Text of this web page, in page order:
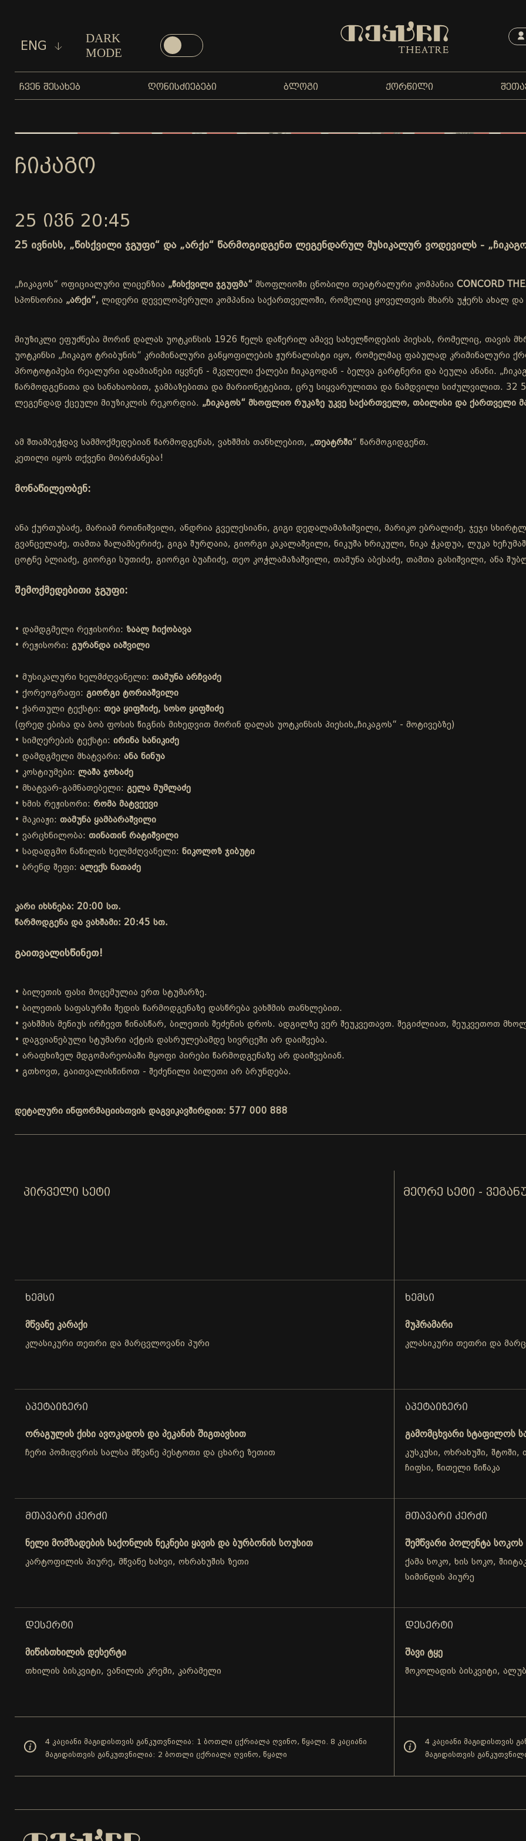
ENG
DARK
MODE
ᲩᲕᲔᲜ ᲨᲔᲡᲐᲮᲔᲑ ᲦᲝᲜᲘᲡᲫᲘᲔᲑᲔᲑᲘ ᲑᲚᲝᲒᲘ ᲥᲝᲠᲬᲘᲚᲘ
ᲩᲘᲙᲐᲒᲝ
25 ᲘᲕᲜ 20:45
25 ივნისს, „წისქვილი ჯგუფი“ და „არქი“ წარმოგიდგენთ ლეგენდარულ მუსიკალურ ვოდევილს -
„ჩიკაგოს“ ოფიციალური ლიცენზია „წისქვილი ჯგუფმა“ მსოფლიოში ცნობილი თეატრალური კომპანია CONCORD
სპონსორია „არქი“, ლიდერი დეველოპერული კომპანია საქართველოში, რომელიც ყოველთვის მხარს უჭერს ახალ და
მიუზიკლი ეფუძნება მორინ დალას უოტკინსის 1926 წელს დაწერილ ამავე სახელწოდების პიესას, რომელიც, თავის
უოტკინსი „ჩიკაგო ტრიბუნის“ კრიმინალური განყოფილების ჟურნალისტი იყო, რომელმაც ფაბულად კრიმინალური
პროტოტიპები რეალური ადამიანები იყვნენ - მკვლელი ქალები ჩიკაგოდან - ბელვა გარტნერი და ბეულა ანანი.
წარმოდგენითა და სანახაობით, ჯამბაზებითა და მარიონეტებით, ცრუ სიყვარულითა და ნამდვილი სიძულვილით. 32
ლეგენდად ქცეული მიუზიკლის რეკორდია. „ჩიკაგოს“ მსოფლიო რუკაზე უკვე საქართველო, თბილისი და ქართველი
ამ შთამბეჭდავ სამმოქმედებიან წარმოდგენას, ვახშმის თანხლებით, „თეატრში“ წარმოგიდგენთ.
კეთილი იყოს თქვენი მობრძანება!
მონაწილეობენ:
ანა ქურთუბაძე, მარიამ როინიშვილი, ანდრია გველესიანი, გიგი დედალამაზიშვილი, მარიკო ებრალიძე, ჯეჯი
გვანცელაძე, თამთა შალამბერიძე, გიგა შურღაია, გიორგი კაკალაშვილი, ნიკუშა ხრიკული, ნიკა ჭკადუა, ლუკა
ცოტნე ბლიაძე, გიორგი სუთიძე, გიორგი ბუაჩიძე, თეო კოჭლამაზაშვილი, თამუნა აბესაძე, თამთა გასიშვილი, ანა
შემოქმედებითი ჯგუფი:
• დამდგმელი რეჟისორი: ზაალ ჩიქობავა
• რეჟისორი: გურანდა იაშვილი
• მუსიკალური ხელმძღვანელი: თამუნა არჩვაძე
• ქორეოგრაფი: გიორგი ტორიაშვილი
• ქართული ტექსტი: თეა ყიფშიძე, სოსო ყიფშიძე
(ფრედ ებისა და ბობ ფოსის წიგნის მიხედვით მორინ დალას უოტკინსის პიესის„ჩიკაგოს“ - მოტივებზე)
• სიმღერების ტექსტი: ირინა სანიკიძე
• დამდგმელი მხატვარი: ანა ნინუა
• კოსტიუმები: ლაშა ჯოხაძე
• მხატვარ-გამნათებელი: გელა მუმლაძე
• ხმის რეჟისორი: რომა მატვეევი
• მაკიაჟი: თამუნა ყამბარაშვილი
• ვარცხნილობა: თინათინ რატიშვილი
• სადადგმო ნაწილის ხელმძღვანელი: ნიკოლოზ ჯიბუტი
• ბრენდ შეფი: ალექს ნათაძე
კარი იხსნება: 20:00 სთ.
წარმოდგენა და ვახშამი: 20:45 სთ.
გაითვალისწინეთ!
• ბილეთის ფასი მოცემულია ერთ სტუმარზე.
• ბილეთის საფასურში შედის წარმოდგენაზე დასწრება ვახშმის თანხლებით.
• ვახშმის მენიუს ირჩევთ წინასწარ, ბილეთის შეძენის დროს. ადგილზე ვერ შეუკვეთავთ. შეგიძლიათ, შეუკვეთოთ
• დაგვიანებული სტუმარი აქტის დასრულებამდე სივრცეში არ დაიშვება.
• არაფხიზელ მდგომარეობაში მყოფი პირები წარმოდგენაზე არ დაიშვებიან.
• გთხოვთ, გაითვალისწინოთ - შეძენილი ბილეთი არ ბრუნდება.
დეტალური ინფორმაციისთვის დაგვიკავშირდით: 577 000 888
ᲞᲘᲠᲕᲔᲚᲘ ᲡᲔᲢᲘ
ᲮᲔᲛᲡᲘ
მწვანე კარაქი
კლასიკური თეთრი და მარცვლოვანი პური
ᲐᲞᲔᲢᲐᲘᲖᲔᲠᲘ
ორაგულის ქისი ავოკადოს და პეკანის შიგთავსით
ჩერი პომიდვრის სალსა მწვანე პესტოთი და ცხარე ზეთით
ᲛᲗᲐᲕᲐᲠᲘ ᲙᲔᲠᲫᲘ
ნელი მომზადების საქონლის ნეკნები ყავის და ბურბონის სოუსით
კარტოფილის პიურე, მწვანე ხახვი, ოხრახუშის ზეთი
ᲓᲔᲡᲔᲠᲢᲘ
მიწისთხილის დესერტი
თხილის ბისკვიტი, ვანილის კრემი, კარამელი
4 კაციანი მაგიდისთვის განკუთვნილია: 1 ბოთლი ცქრიალა ღვინო, წყალი. 8 კაციანი
მაგიდისთვის განკუთვნილია: 2 ბოთლი ცქრიალა ღვინო, წყალი
ᲛᲔᲝᲠᲔ ᲡᲔᲢᲘ -
ᲮᲔᲛᲡᲘ
მუჰრამარი
კლასიკური თეთრი და
ᲐᲞᲔᲢᲐᲘᲖᲔᲠᲘ
გამომცხვარი სტაფილოს
კუსკუსი, ოხრახუში,
ჩიფსი, წითელი წიწაკა
ᲛᲗᲐᲕᲐᲠᲘ ᲙᲔᲠᲫᲘ
შემწვარი პოლენტა სოკოს
ქამა სოკო, ხის სოკო,
სიმინდის პიურე
ᲓᲔᲡᲔᲠᲢᲘ
შავი ტყე
შოკოლადის ბისკვიტი,
4 კაციანი მაგიდისთვის
მაგიდისთვის